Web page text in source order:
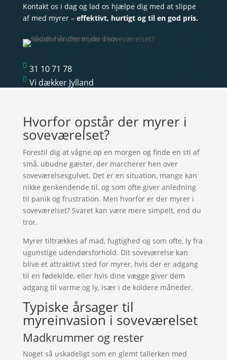
Kontakt os i dag og lad os hjælpe dig med at slippe
af med myrer – effektivt, hurtigt og til en god pris.
 31 10 71 78
 Vi dækker Jylland
Hvorfor opstår der myrer i
soveværelset?
Forestil dig at vågne op en morgen og finde en sti af
små, ubudne gæster, der marcherer hen over
soveværelsesgulvet. Det er en situation, mange kan
nikke genkendende til, og som ofte giver anledning
til panik og frustration. Men hvorfor er der myrer i
soveværelset? Svaret kan være mere simpelt, end du
tror.
Myrer tiltrækkes af mad, fugtighed og som ofte, ly fra
ugunstige udendørsforhold. Dit soveværelse kan
blive et attraktivt sted for myrer, hvis der er adgang
til en fødekilde, eller hvis dine vægge giver dem
adgang til varme og ly, især i de koldere måneder.
Typiske årsager til
myreinvasion i soveværelset
Madkrummer og rester
Noget så uskadeligt som en glemt tallerken med